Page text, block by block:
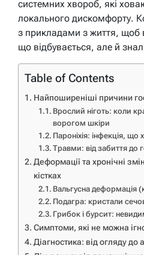
системних хвороб, які
локального дискомфорту.
з прикладами з життя, щоб
що відбувається, але й
Table of Contents
Найпоширеніші причини
Врослий ніготь: коли
ворогом шкіри
Пароніхія: інфекція, що
Травми: від забиття до
Деформації та хронічні
кістках
Вальгусна деформація
Подагра: кристали
Грибок і бурсит:
Симптоми, які не можна
Діагностика: від огляду до